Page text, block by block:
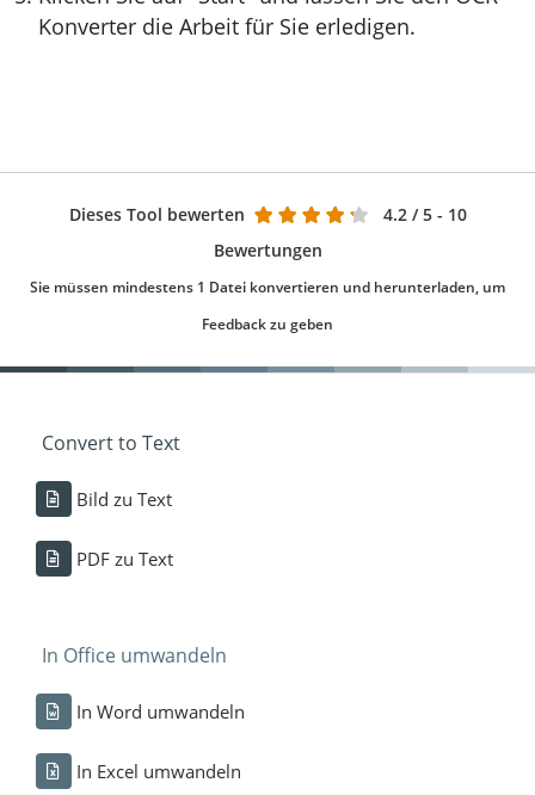
Konverter die Arbeit für Sie erledigen.
Dieses Tool bewerten 4.2 / 5 - 10
Bewertungen
Sie müssen mindestens 1 Datei konvertieren und herunterladen, um
Feedback zu geben
Convert to Text
Bild zu Text
PDF zu Text
In Office umwandeln
In Word umwandeln
In Excel umwandeln